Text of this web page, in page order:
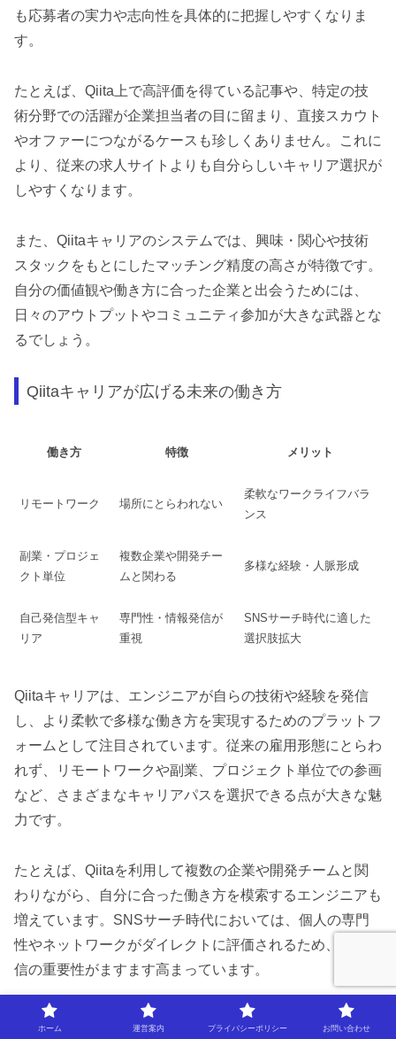
も応募者の実力や志向性を具体的に把握しやすくなりま
す。
たとえば、Qiita上で高評価を得ている記事や、特定の技
術分野での活躍が企業担当者の目に留まり、直接スカウト
やオファーにつながるケースも珍しくありません。これに
より、従来の求人サイトよりも自分らしいキャリア選択が
しやすくなります。
また、Qiitaキャリアのシステムでは、興味・関心や技術
スタックをもとにしたマッチング精度の高さが特徴です。
自分の価値観や働き方に合った企業と出会うためには、
日々のアウトプットやコミュニティ参加が大きな武器とな
るでしょう。
Qiitaキャリアが広げる未来の働き方
働き方 特徴 メリット
リモートワーク 場所にとらわれない
柔軟なワークライフバラ
ンス
副業・プロジェ
クト単位
複数企業や開発チー
ムと関わる
多様な経験・人脈形成
自己発信型キャ
リア
専門性・情報発信が
重視
SNSサーチ時代に適した
選択肢拡大
Qiitaキャリアは、エンジニアが自らの技術や経験を発信
し、より柔軟で多様な働き方を実現するためのプラットフ
ォームとして注目されています。従来の雇用形態にとらわ
れず、リモートワークや副業、プロジェクト単位での参画
など、さまざまなキャリアパスを選択できる点が大きな魅
力です。
たとえば、Qiitaを利用して複数の企業や開発チームと関
わりながら、自分に合った働き方を模索するエンジニアも
増えています。SNSサーチ時代においては、個人の専門
性やネットワークがダイレクトに評価されるため、自己発
信の重要性がますます高まっています。
今後もQiitaキャリアを活用することで、最新技術やトレ
ホーム 運営案内 プライバシーポリシー お問い合わせ